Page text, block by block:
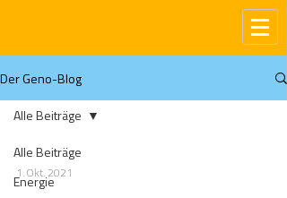
Der Geno-Blog
Alle Beiträge
Energie
Alle Beiträge
1. Okt. 2021